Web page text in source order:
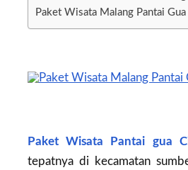
Paket Wisata Malang Pantai
Paket Wisata Pantai gua
tepatnya di kecamatan